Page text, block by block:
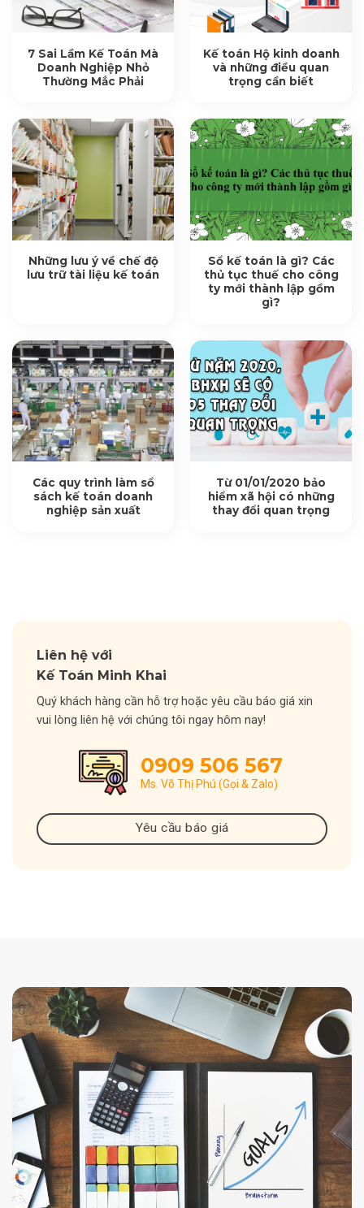
7 Sai Lầm Kế Toán Mà
Doanh Nghiệp Nhỏ
Thường Mắc Phải
Kế toán Hộ kinh doanh
và những điều quan
trọng cần biết
Những lưu ý về chế độ
lưu trữ tài liệu kế toán
Sổ kế toán là gì? Các
thủ tục thuế cho công
ty mới thành lập gồm
gì?
Các quy trình làm sổ
sách kế toán doanh
nghiệp sản xuất
Từ 01/01/2020 bảo
hiểm xã hội có những
thay đổi quan trọng
Liên hệ với
Kế Toán Minh Khai
Quý khách hàng cần hỗ trợ hoặc yêu cầu báo giá xin
vui lòng liên hệ với chúng tôi ngay hôm nay!
0909 506 567
Ms. Võ Thị Phú (Gọi & Zalo)
Yêu cầu báo giá